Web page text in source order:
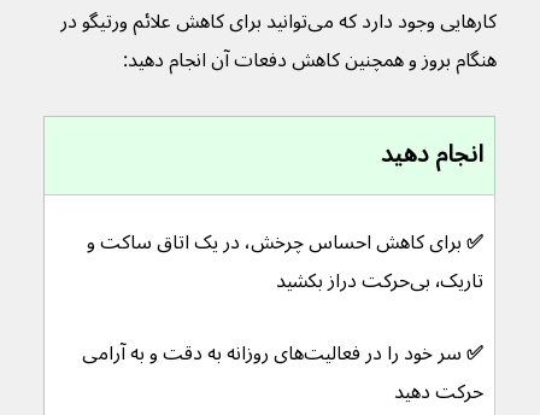
کارهایی وجود دارد که می‌توانید برای کاهش علائم ورتیگو در
هنگام بروز و همچنین کاهش دفعات آن انجام دهید:
انجام دهید
✅ برای کاهش احساس چرخش، در یک اتاق ساکت و
تاریک٬ بی‌حرکت دراز بکشید
✅
سر خود را در فعالیت‌های روزانه به دقت و به آرامی
حرکت دهید